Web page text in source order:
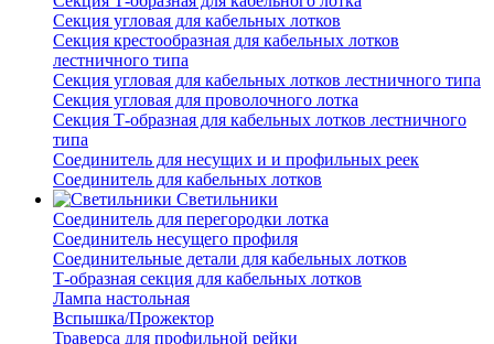
Секция угловая для кабельных лотков
Секция крестообразная для кабельных лотков
лестничного типа
Секция угловая для кабельных лотков лестничного типа
Секция угловая для проволочного лотка
Секция Т-образная для кабельных лотков лестничного
типа
Соединитель для несущих и и профильных реек
Соединитель для кабельных лотков
Светильники
Соединитель для перегородки лотка
Соединитель несущего профиля
Соединительные детали для кабельных лотков
Т-образная секция для кабельных лотков
Лампа настольная
Вспышка/Прожектор
Траверса для профильной рейки